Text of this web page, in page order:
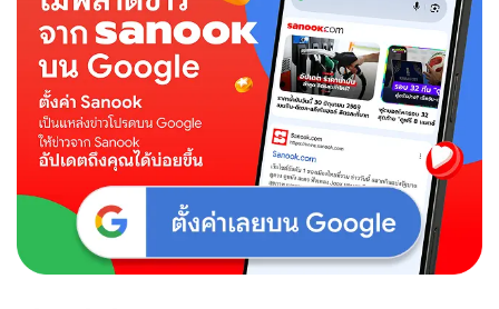
รอบ
วิหาร
พระเจ้า
องค์
ใหญ่